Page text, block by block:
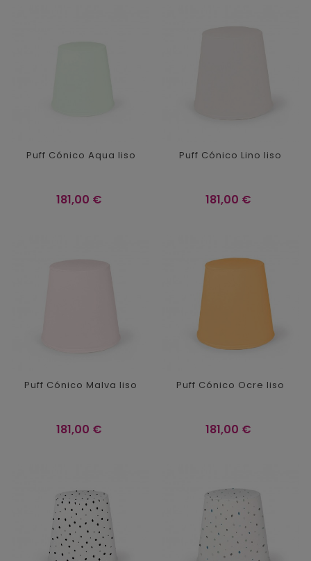
Puff Cónico Aqua liso
Precio
181,00 €
Puff Cónico Lino liso
Precio
181,00 €
Puff Cónico Malva liso
Precio
181,00 €
Puff Cónico Ocre liso
Precio
181,00 €